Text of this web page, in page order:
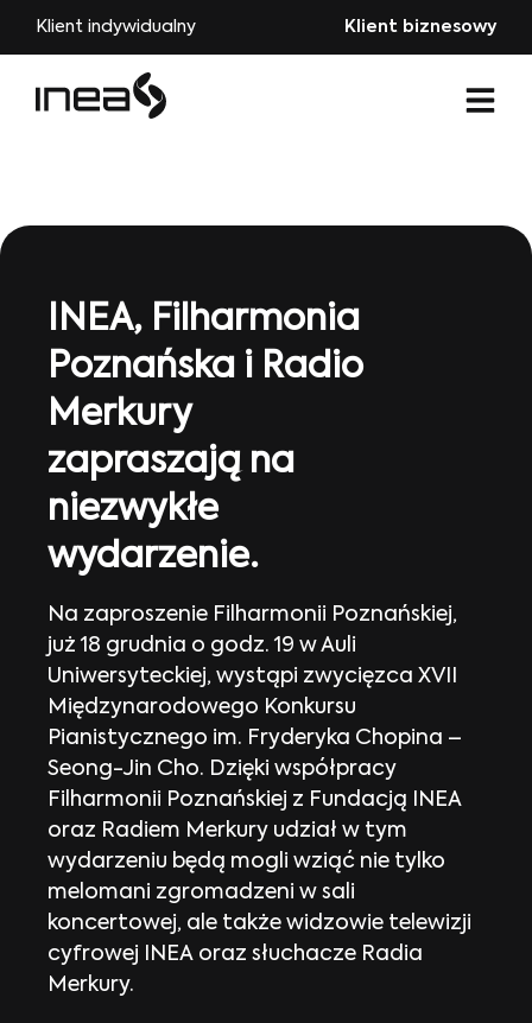
Klient indywidualny Klient biznesowy
INEA, Filharmonia
Poznańska i Radio
Merkury
zapraszają na
niezwykłe
wydarzenie.
Na zaproszenie Filharmonii Poznańskiej,
już 18 grudnia o godz. 19 w Auli
Uniwersyteckiej, wystąpi zwycięzca XVII
Międzynarodowego Konkursu
Pianistycznego im. Fryderyka Chopina –
Seong-Jin Cho. Dzięki współpracy
Filharmonii Poznańskiej z Fundacją INEA
oraz Radiem Merkury udział w tym
wydarzeniu będą mogli wziąć nie tylko
melomani zgromadzeni w sali
koncertowej, ale także widzowie telewizji
cyfrowej INEA oraz słuchacze Radia
Merkury.